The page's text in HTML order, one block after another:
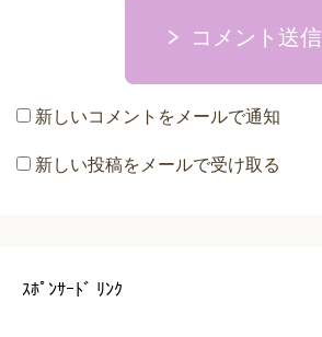
コメント送信
新しいコメントをメールで通知
新しい投稿をメールで受け取る
ｽﾎﾟﾝｻｰﾄﾞ ﾘﾝｸ